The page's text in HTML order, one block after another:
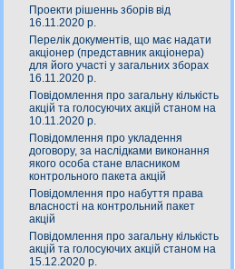
Проекти рішеннь зборів від
16.11.2020 р.
Перелік документів, що має надати
акціонер (представник акціонера)
для його участі у загальних зборах
16.11.2020 р.
Повідомлення про загальну кількість
акцій та голосуючих акцій станом на
10.11.2020 р.
Повідомлення про укладення
договору, за наслідками виконання
якого особа стане власником
контрольного пакета акцій
Повідомлення про набуття права
власності на контрольний пакет
акцій
Повідомлення про загальну кількість
акцій та голосуючих акцій станом на
15.12.2020 р.